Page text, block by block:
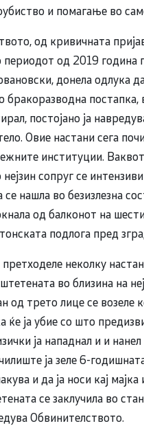
и помагање во
од кривичната
периодот од 2019 година
донела одлука
бракоразводна
постојано ја
Овие настани сега
институции.
нејзин сопруг се
нашла во безизлезна
од балконот на
подлога пред
неколку
во близина на
од трето лице се
ќе ја убие со што
ја нападнал и и
ја зеле 6-
и да ја носи кај
се заклучила во
Обвинителството.